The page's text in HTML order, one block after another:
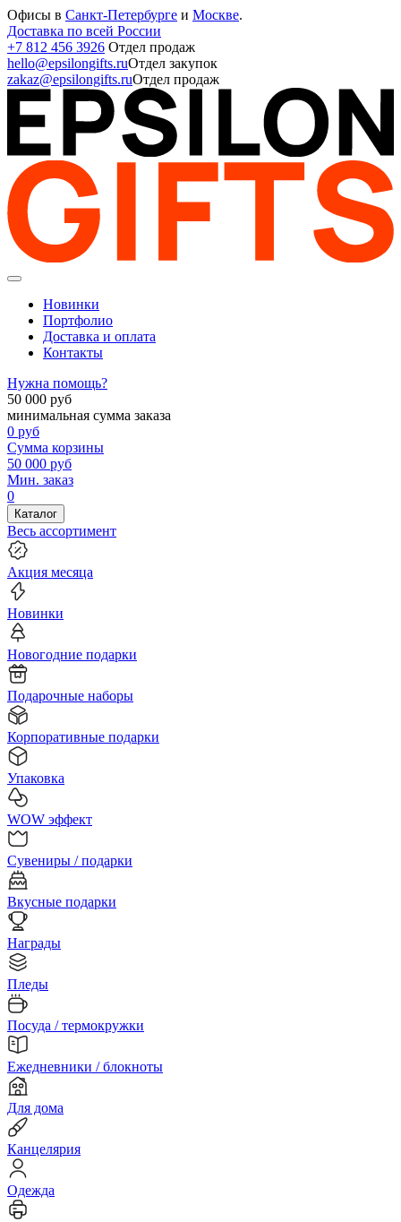
Офисы в Санкт-Петербурге и Москве.
Доставка по всей России
+7 812 456 3926 Отдел продаж
hello@epsilongifts.ruОтдел закупок
zakaz@epsilongifts.ruОтдел продаж
Новинки
Портфолио
Доставка и оплата
Контакты
Нужна помощь?
50 000 руб
минимальная сумма заказа
0 руб
Сумма корзины
50 000 руб
Мин. заказ
0
Каталог
Весь ассортимент
Акция месяца
Новинки
Новогодние подарки
Подарочные наборы
Корпоративные подарки
Упаковка
WOW эффект
Сувениры / подарки
Вкусные подарки
Награды
Пледы
Посуда / термокружки
Ежедневники / блокноты
Для дома
Канцелярия
Одежда